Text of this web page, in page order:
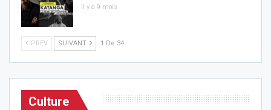
Il y a 9 mois
PREV SUIVANT 1 De 34
Culture